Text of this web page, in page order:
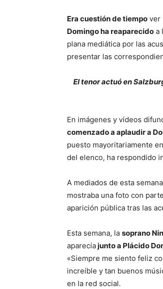
Era cuestión de tiempo ver
Domingo ha reaparecido a
plana mediática por las
presentar las
El tenor actuó en
En imágenes y vídeos
comenzado a aplaudir a
puesto mayoritariamente
del elenco, ha respondido
A mediados de esta
mostraba una foto con
aparición pública tras las
Esta semana, la soprano
aparecíajunto a Plácido
«Siempre me siento feliz
increíble y tan buenos
en la red social.